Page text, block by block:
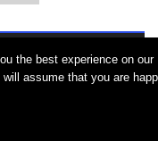
προσβασιμότητας
the best experience on our
assume that you are